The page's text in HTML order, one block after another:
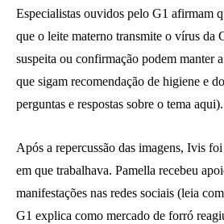
Especialistas ouvidos pelo G1 afirmam
que o leite materno transmite o vírus da
suspeita ou confirmação podem manter
que sigam recomendação de higiene e
perguntas e respostas sobre o tema aqui).
Após a repercussão das imagens, Ivis
em que trabalhava. Pamella recebeu
manifestações nas redes sociais (leia
G1 explica como mercado de forró